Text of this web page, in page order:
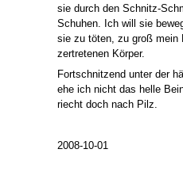
sie durch den Schnitz-
Schuhen. Ich will sie
sie zu töten, zu groß mein
zertretenen Körper.
Fortschnitzend unter der
ehe ich nicht das helle
riecht doch nach Pilz.
2008-10-01